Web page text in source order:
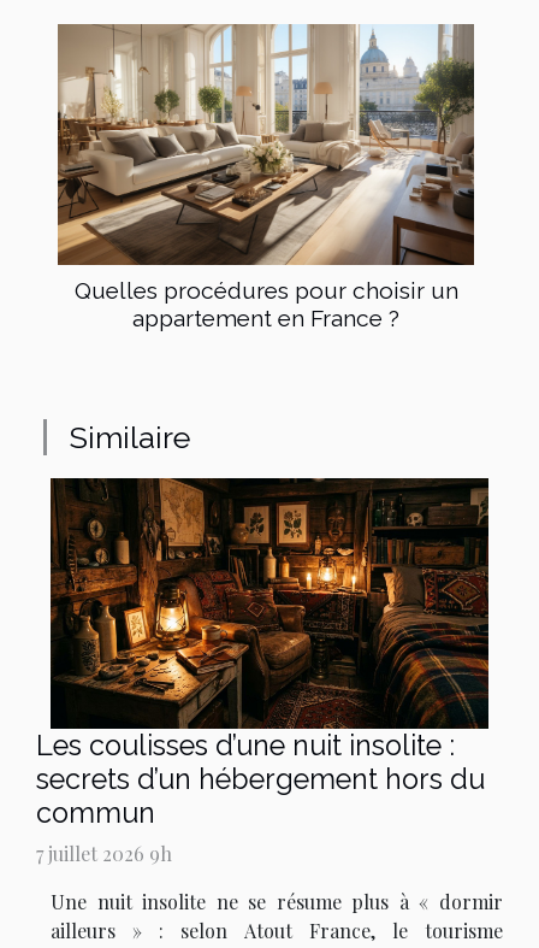
Quelles procédures pour choisir un
appartement en France ?
Similaire
Les coulisses d’une nuit insolite :
secrets d’un hébergement hors du
commun
7 juillet 2026 9h
Une nuit insolite ne se résume plus à « dormir
ailleurs » : selon Atout France, le tourisme